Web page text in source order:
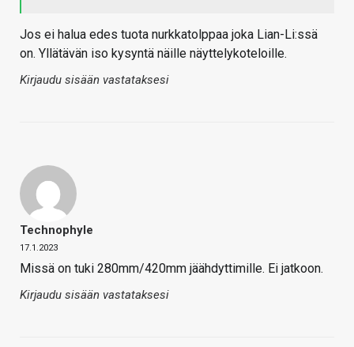
Jos ei halua edes tuota nurkkatolppaa joka Lian-Li:ssä
on. Yllätävän iso kysyntä näille näyttelykoteloille.
Kirjaudu sisään vastataksesi
Technophyle
17.1.2023
Missä on tuki 280mm/420mm jäähdyttimille. Ei jatkoon.
Kirjaudu sisään vastataksesi